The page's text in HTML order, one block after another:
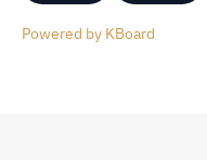
Powered by KBoard